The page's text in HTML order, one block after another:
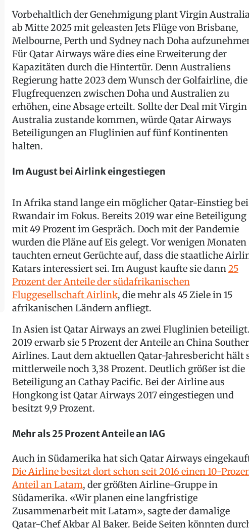
Vorbehaltlich der Genehmigung plant Virgin
ab Mitte 2025 mit geleasten Jets Flüge von Brisbane,
Melbourne, Perth und Sydney nach Doha
Für Qatar Airways wäre dies eine Erweiterung der
Kapazitäten durch die Hintertür. Denn Australiens
Regierung hatte 2023 dem Wunsch der Golfairline, die
Flugfrequenzen zwischen Doha und Australien zu
erhöhen, eine Absage erteilt. Sollte der Deal mit Virgin
Australia zustande kommen, würde Qatar Airways
Beteiligungen an Fluglinien auf fünf Kontinenten
halten.
Im August bei Airlink eingestiegen
In Afrika stand lange ein möglicher Qatar-Einstieg bei
Rwandair im Fokus. Bereits 2019 war eine Beteiligung
mit 49 Prozent im Gespräch. Doch mit der Pandemie
wurden die Pläne auf Eis gelegt. Vor wenigen Monaten
tauchten erneut Gerüchte auf, dass die staatliche
Katars interessiert sei. Im August kaufte sie dann25
Prozent der Anteile der südafrikanischen
Fluggesellschaft Airlink, die mehr als 45 Ziele in 15
afrikanischen Ländern anfliegt.
In Asien ist Qatar Airways an zwei Fluglinien
2019 erwarb sie 5 Prozent der Anteile an China
Airlines. Laut dem aktuellen Qatar-Jahresbericht hält
mittlerweile noch 3,38 Prozent. Deutlich größer ist die
Beteiligung an Cathay Pacific. Bei der Airline aus
Hongkong ist Qatar Airways 2017 eingestiegen und
besitzt 9,9 Prozent.
Mehr als 25 Prozent Anteile an IAG
Auch in Südamerika hat sich Qatar Airways
Die Airline besitzt dort schon seit 2016 einen 10-
Anteil an Latam, der größten Airline-Gruppe in
Südamerika. «Wir planen eine langfristige
Zusammenarbeit mit Latam», sagte der damalige
Qatar-Chef Akbar Al Baker. Beide Seiten könnten